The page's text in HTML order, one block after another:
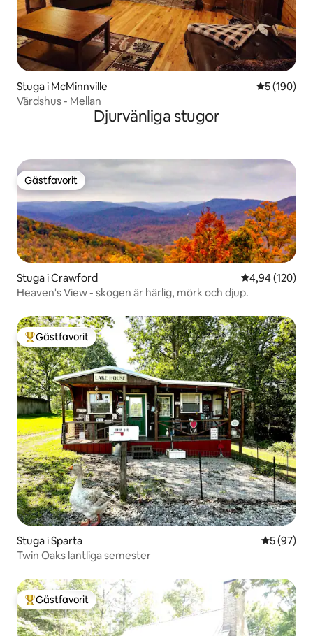
Stuga i McMinnville 5 av 5 i
5 (190)
Värdshus - Mellan
Djurvänliga stugor
Gästfavorit
Gästfavorit
Stuga i Crawford 4,94 av 5 i
4,94 (120)
Heaven's View - skogen är härlig, mörk och djup.
Populär gästfavorit
Gästfavorit
Stuga i Sparta 5 av 5 i
5 (97)
Twin Oaks lantliga semester
Populär gästfavorit
Gästfavorit